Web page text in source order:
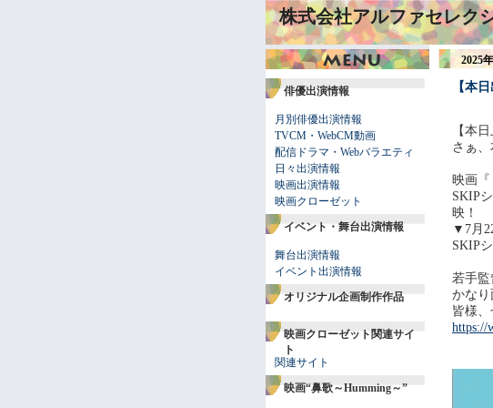
株式会社アルファセレク
俳優出演情報
月別俳優出演情報
TVCM・WebCM動画
配信ドラマ・Webバラエティ
日々出演情報
映画出演情報
映画クローゼット
イベント・舞台出演情報
舞台出演情報
イベント出演情報
オリジナル企画制作作品
映画クローゼット関連サイ
ト
関連サイト
映画“鼻歌～Humming～”
2025
【本
【本
さぁ、
映画『
SKIP
映！
▼7月
SKIP
若手監
かなり
皆様、
https://